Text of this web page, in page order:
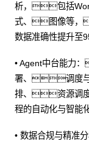
析，包括
式、图像等，
数据准确性提升
• Agent中台能力
署、调度与
排、资源调
程的自动化与智
• 数据合规与精